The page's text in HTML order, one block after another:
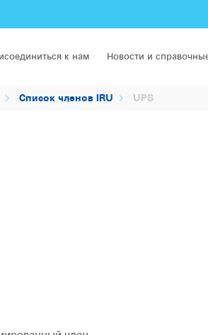
к нам Новости и
Список членов IRU UPS